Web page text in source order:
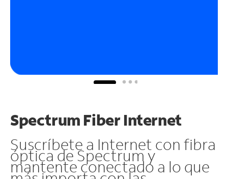
Spectrum Fiber Internet
Suscríbete a Internet con fibra
óptica de Spectrum y
mantente conectado a lo que